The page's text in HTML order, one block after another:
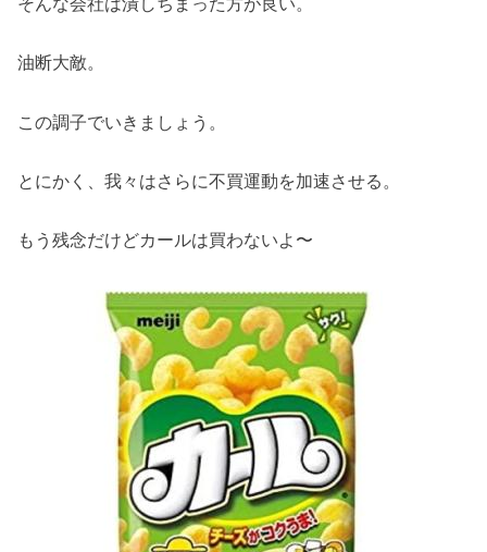
油断大敵。
この調子でいきましょう。
とにかく、我々はさらに不買運動を加速させる。
もう残念だけどカールは買わないよ〜